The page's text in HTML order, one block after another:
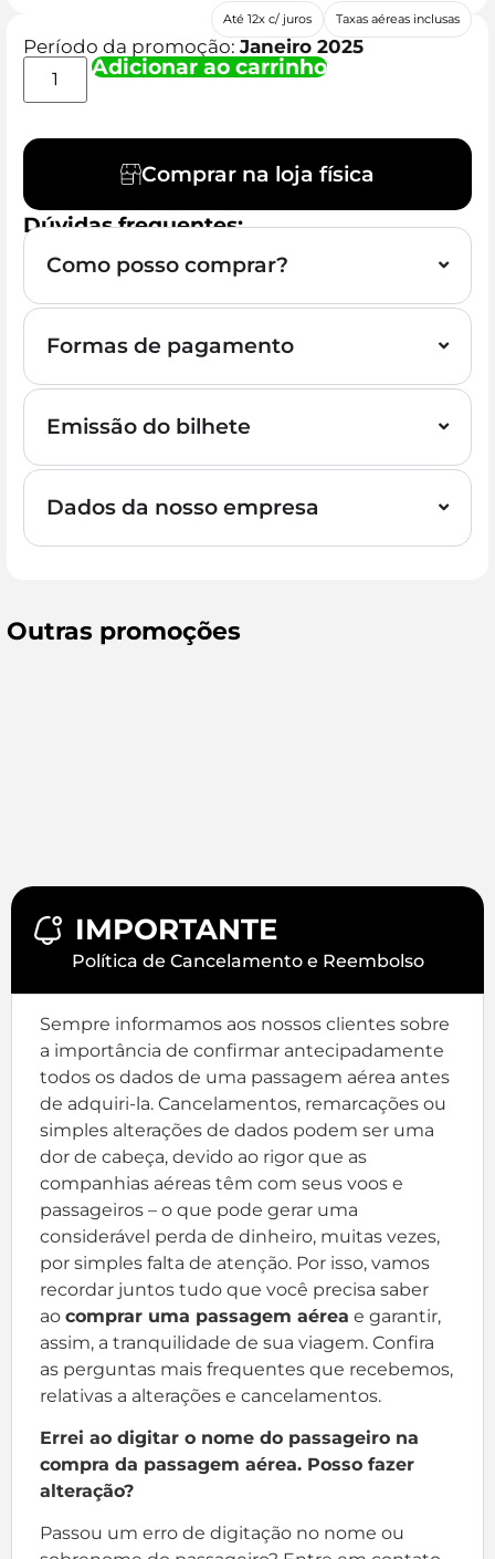
Até 12x c/ juros Taxas aéreas inclusas
Período da promoção: Janeiro 2025
Adicionar ao carrinho
Comprar na loja física
Dúvidas frequentes:
Como posso comprar?
Formas de pagamento
Emissão do bilhete
Dados da nosso empresa
Outras promoções
IMPORTANTE
Política de Cancelamento e Reembolso
Sempre informamos aos nossos clientes sobre
a importância de confirmar antecipadamente
todos os dados de uma passagem aérea antes
de adquiri-la. Cancelamentos, remarcações ou
simples alterações de dados podem ser uma
dor de cabeça, devido ao rigor que as
companhias aéreas têm com seus voos e
passageiros – o que pode gerar uma
considerável perda de dinheiro, muitas vezes,
por simples falta de atenção. Por isso, vamos
recordar juntos tudo que você precisa saber
ao comprar uma passagem aérea e garantir,
assim, a tranquilidade de sua viagem. Confira
as perguntas mais frequentes que recebemos,
relativas a alterações e cancelamentos.
Errei ao digitar o nome do passageiro na
compra da passagem aérea. Posso fazer
alteração?
Passou um erro de digitação no nome ou